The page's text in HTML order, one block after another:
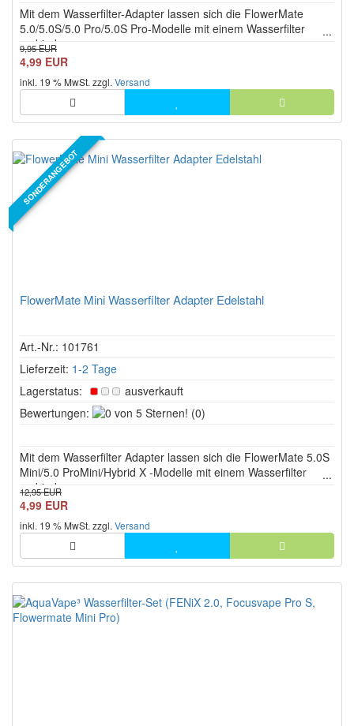
Sternen!
Mit dem Wasserfilter-Adapter lassen sich die FlowerMate
5.0/5.0S/5.0 Pro/5.0S Pro-Modelle mit einem Wasserfilter
verbinden.
9,95 EUR
4,99 EUR
inkl. 19 % MwSt. zzgl. Versand
SONDERANGEBOT
FlowerMate Mini Wasserfilter Adapter Edelstahl
Art.-Nr.: 101761
Lieferzeit: 1-2 Tage
Lagerstatus:
ausverkauft
Bewertungen:
0
Sternen!
(0)
Mit dem Wasserfilter Adapter lassen sich die FlowerMate 5.0S
Mini/5.0 ProMini/Hybrid X -Modelle mit einem Wasserfilter
verbinden.
12,95 EUR
4,99 EUR
inkl. 19 % MwSt. zzgl. Versand